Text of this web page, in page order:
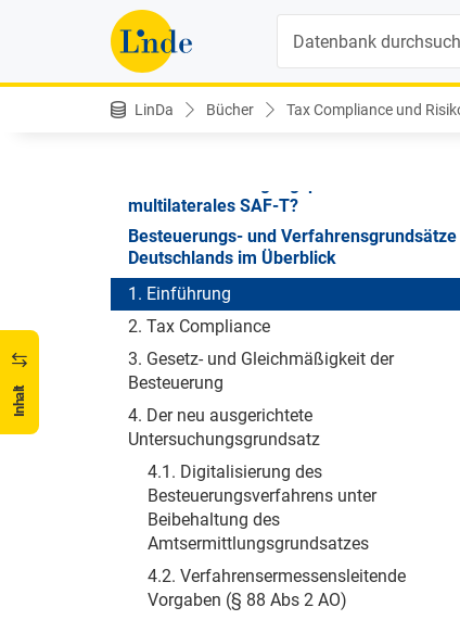
LinDa Bücher Tax Compliance und
Inhalt
Umsetzungsgesetz
Tax Compliance Management System und
Tax Control Framework: Ein Vergleich des
IDW-Standards mit der OECD-Leitlinie
Freiwillige Compliance – das System der
multilaterales SAF-T?
Besteuerungs- und Verfahrensgrundsätze
Deutschlands im Überblick
1. Einführung
2. Tax Compliance
3. Gesetz- und Gleichmäßigkeit der
Besteuerung
4. Der neu ausgerichtete
Untersuchungsgrundsatz
4.1. Digitalisierung des
Besteuerungsverfahrens unter
Beibehaltung des
Amtsermittlungsgrundsatzes
4.2. Verfahrensermessensleitende
Vorgaben (§ 88 Abs 2 AO)